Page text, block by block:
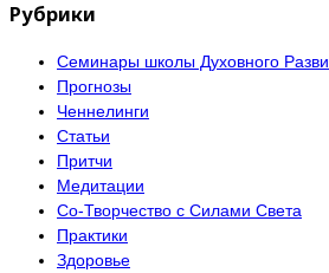
Рубрики
Семинары школы Духовного
Прогнозы
Ченнелинги
Статьи
Притчи
Медитации
Со-Творчество с Силами Света
Практики
Здоровье